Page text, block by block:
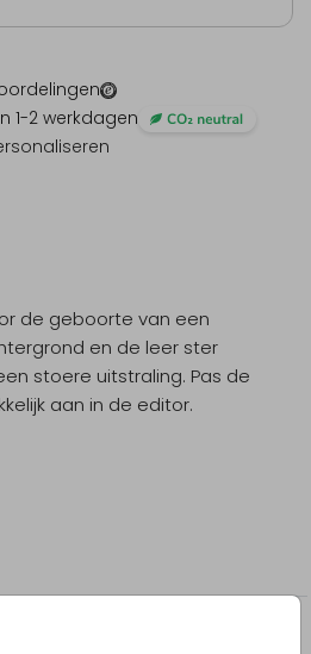
1-2 werkdagen
de geboorte van een
en de leer ster
stoere uitstraling. Pas de
aan in de editor.